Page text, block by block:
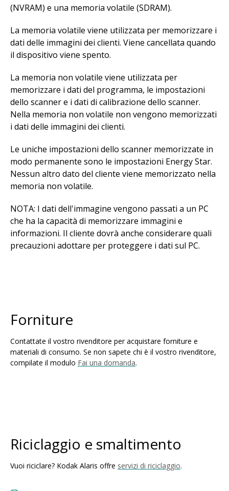
(NVRAM) e una memoria volatile (SDRAM).
La memoria volatile viene utilizzata per memorizzare i
dati delle immagini dei clienti. Viene cancellata quando
il dispositivo viene spento.
La memoria non volatile viene utilizzata per
memorizzare i dati del programma, le impostazioni
dello scanner e i dati di calibrazione dello scanner.
Nella memoria non volatile non vengono memorizzati
i dati delle immagini dei clienti.
Le uniche impostazioni dello scanner memorizzate in
modo permanente sono le impostazioni Energy Star.
Nessun altro dato del cliente viene memorizzato nella
memoria non volatile.
NOTA: I dati dell'immagine vengono passati a un PC
che ha la capacità di memorizzare immagini e
informazioni. Il cliente dovrà anche considerare quali
precauzioni adottare per proteggere i dati sul PC.
Forniture
Contattate il vostro rivenditore per acquistare forniture e
materiali di consumo. Se non sapete chi è il vostro rivenditore,
compilate il modulo Fai una domanda.
Riciclaggio e smaltimento
Vuoi riciclare? Kodak Alaris offre servizi di riciclaggio.